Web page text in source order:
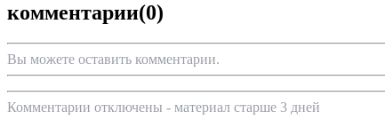
комментарии(0)
Вы можете оставить комментарии.
Комментарии отключены - материал старше 3 дней